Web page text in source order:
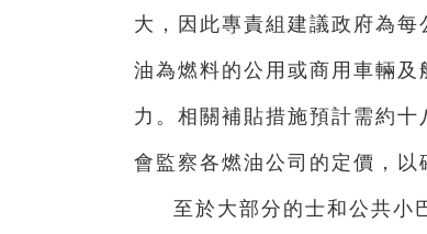
大，因此專責組建議政府為
油為燃料的公用或商用車輛
力。相關補貼措施預計需約
會監察各燃油公司的定價，以
至於大部分的士和公共小